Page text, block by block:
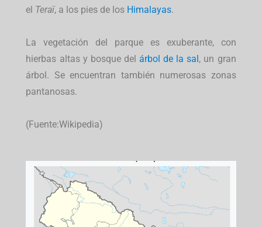
el Teraï, a los pies de los Himalayas.
La vegetación del parque es exuberante, con
hierbas altas y bosque del árbol de la sal , un gran
árbol. Se encuentran también numerosas zonas
pantanosas.
(Fuente:Wikipedia)